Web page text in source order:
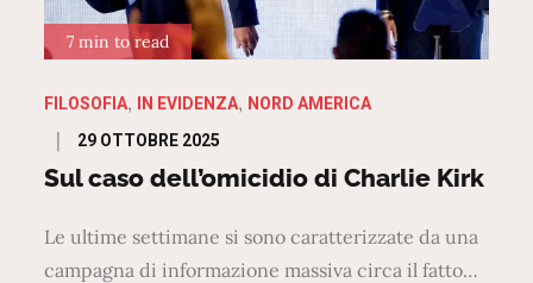
7 min to read
FILOSOFIA IN EVIDENZA NORD AMERICA
Posted
on
29 OTTOBRE 2025
Sul caso dell’omicidio di Charlie Kirk
Le ultime settimane si sono caratterizzate da una
campagna di informazione massiva circa il fatto…